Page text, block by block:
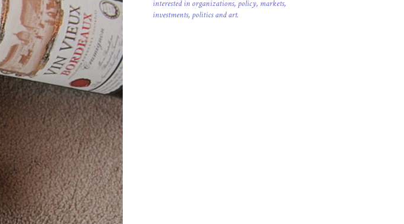
interested in organizations, policy, markets,
investments, politics and art.